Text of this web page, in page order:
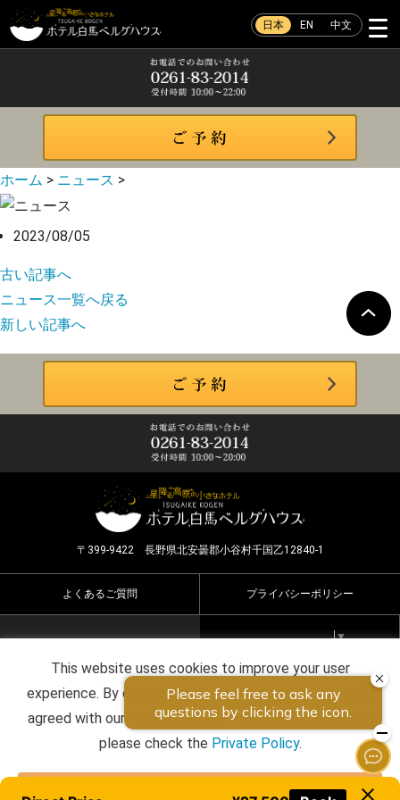
日本 EN 中文
ホーム > ニュース >
2023/08/05
古い記事へ
ニュース一覧へ戻る
新しい記事へ
〒399-9422 長野県北安曇郡小谷村千国乙12840-1
よくあるご質問 プライバシーポリシー
Select Language ▼
Copyright ©2026 HOTEL HAKUBA BERGHAUS all rights
reserved.
This website uses cookies to improve your user
experience. By continuing to use this website, you have
agreed with our cookie consent. For futher information,
please check the Private Policy.